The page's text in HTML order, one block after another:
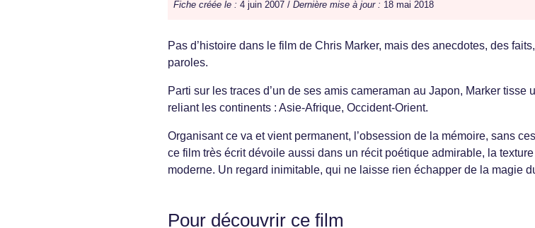
Fiche créée le : 4 juin 2007 / Dernière mise à jour : 18 mai 2018
Pas d’histoire dans le film de Chris Marker, mais des anecdotes, des
paroles.
Parti sur les traces d’un de ses amis cameraman au Japon, Marker tisse
reliant les continents : Asie-Afrique, Occident-Orient.
Organisant ce va et vient permanent, l’obsession de la mémoire, sans
ce film très écrit dévoile aussi dans un récit poétique admirable, la
moderne. Un regard inimitable, qui ne laisse rien échapper de la magie
Pour découvrir ce film